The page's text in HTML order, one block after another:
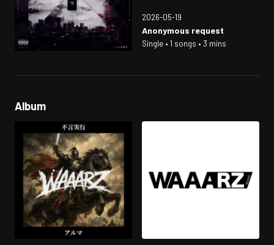
2026-05-19
Anonymous request
Single • 1 songs • 3 mins
Album